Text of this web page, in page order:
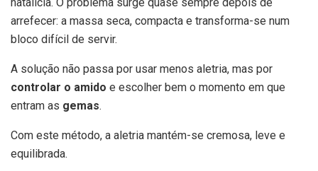
arrefecer: a massa seca, compacta e transforma-se num
bloco difícil de servir.
A solução não passa por usar menos aletria, mas por
controlar o amido e escolher bem o momento em que
entram as gemas.
Com este método, a aletria mantém-se cremosa, leve e
equilibrada.